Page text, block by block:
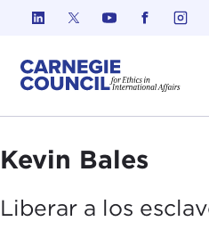
Ir al contenido
Kevin Bales
Liberar a los